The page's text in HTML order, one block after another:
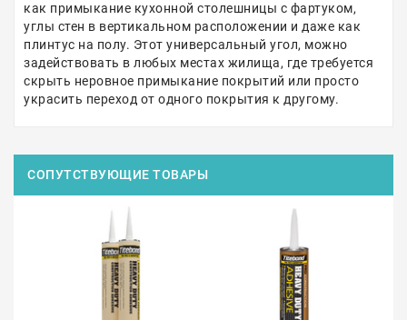
как примыкание кухонной столешницы с фартуком,
углы стен в вертикальном расположении и даже как
плинтус на полу. Этот универсальный угол, можно
задействовать в любых местах жилища, где требуется
скрыть неровное примыкание покрытий или просто
украсить переход от одного покрытия к другому.
СОПУТСТВУЮЩИЕ ТОВАРЫ